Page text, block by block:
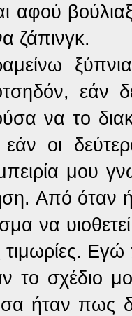
αφού
ζάπινγκ.
εάν
να το
οι
μου
Από όταν
να
τιμωρίες.
το σχέδιο
ήταν πως